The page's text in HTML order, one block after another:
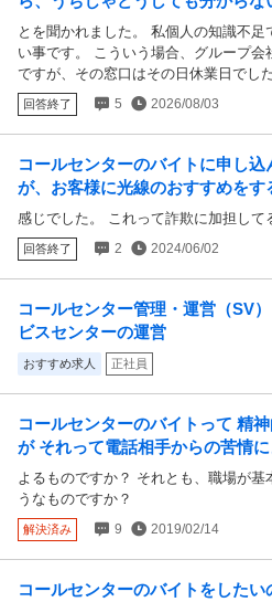
個人の知識不足ではなくて会社全
とを聞かれました。 私個人の知識不
い事です。 こういう場合、グループ
ですが、その窓口はその日休業日でし
と、「今日知りたいんだけど！？」と
し、唯一答えられる窓口も休み。お客
どうしようもないじゃないですか。
だそうです。 最後はお客さんは不機嫌
う案内すればお客さんは納得していた
にもいかないし...。 こういう場合の上
い。
回答終了 5 2026/08/03
コールセンターのバイトに申し
が、お客様に光線のおすすめを
て詐欺に加担してるとかにはなり
感じでした。 これって詐欺に加担して
回答終了 2 2024/06/02
コールセンター管理・運営（SV
ビスセンターの運営
おすすめ求人 正社員
コールセンターのバイトって 精
が それって電話相手からの苦情
も、職場が基本的にピリピリして
よるものですか？ それとも、職場が基
うなものですか？
解決済み 9 2019/02/14
コールセンターのバイトをした